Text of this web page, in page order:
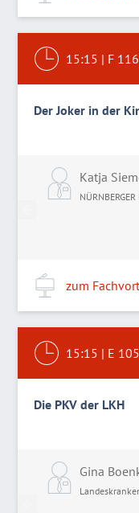
15:15 | F 116
Der Joker in der
Katja
zum
15:15 | E 105
Die PKV der LKH
Gina